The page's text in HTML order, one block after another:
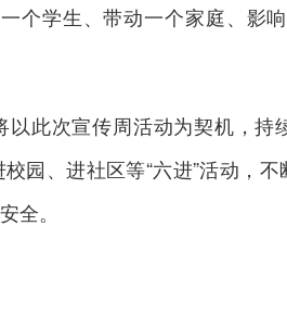
个学生、带动一个家庭、影
此次宣传周活动为契机，持
园、进社区等“六进”活动，
全。